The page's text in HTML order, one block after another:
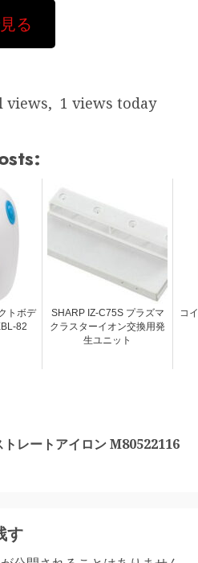
る
views, 1 views today
トボデ
82
SHARP IZ-C75S プラズマ
クラスターイオン交換用発
生ユニット
コ
トレートアイロン M80522116
す